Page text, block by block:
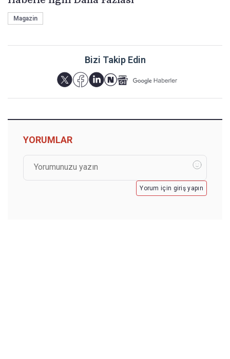
Magazin
Bizi Takip Edin
YORUMLAR
Yorum için giriş yapın